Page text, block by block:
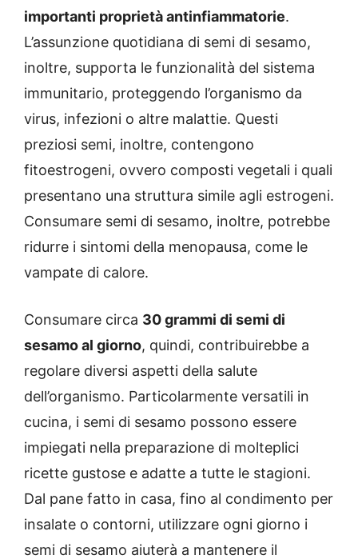
importanti proprietà antinfiammatorie.
L’assunzione quotidiana di semi di sesamo,
inoltre, supporta le funzionalità del sistema
immunitario, proteggendo l’organismo da
virus, infezioni o altre malattie. Questi
preziosi semi, inoltre, contengono
fitoestrogeni, ovvero composti vegetali i quali
presentano una struttura simile agli estrogeni.
Consumare semi di sesamo, inoltre, potrebbe
ridurre i sintomi della menopausa, come le
vampate di calore.
Consumare circa 30 grammi di semi di
sesamo al giorno, quindi, contribuirebbe a
regolare diversi aspetti della salute
dell’organismo. Particolarmente versatili in
cucina, i semi di sesamo possono essere
impiegati nella preparazione di molteplici
ricette gustose e adatte a tutte le stagioni.
Dal pane fatto in casa, fino al condimento per
insalate o contorni, utilizzare ogni giorno i
semi di sesamo aiuterà a mantenere il